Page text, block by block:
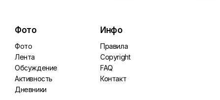
Фото
Фото
Лента
Обсуждение
Активность
Дневники
Инфо
Правила
Copyright
FAQ
Контакт